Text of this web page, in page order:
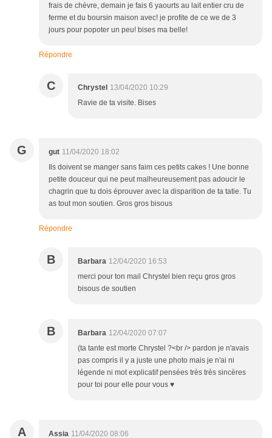
frais de chèvre, demain je fais 6 yaourts au lait entier cru de
ferme et du boursin maison avec! je profite de ce we de 3
jours pour popoter un peu! bises ma belle!
Répondre
C Chrystel 13/04/2020 10:29
Ravie de ta visite. Bises
G gut 11/04/2020 18:02
Ils doivent se manger sans faim ces petits cakes ! Une bonne
petite douceur qui ne peut malheureusement pas adoucir le
chagrin que tu dois éprouver avec la disparition de ta tatie. Tu
as tout mon soutien. Gros gros bisous
Répondre
B Barbara 12/04/2020 16:53
merci pour ton mail Chrystel bien reçu gros gros
bisous de soutien
B Barbara 12/04/2020 07:07
(ta tante est morte Chrystel ?<br /> pardon je n'avais
pas compris il y a juste une photo mais je n'ai ni
légende ni mot explicatif pensées très très sincères
pour toi pour elle pour vous ♥
A Assia 11/04/2020 08:06